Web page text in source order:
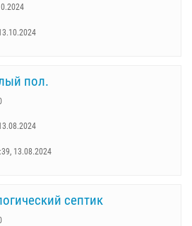
пол.
13.08.2024
септик